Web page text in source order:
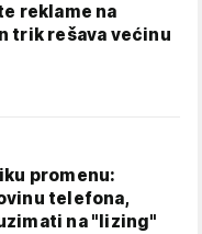
reklame na
trik rešava većinu
promenu:
telefona,
na "lizing"